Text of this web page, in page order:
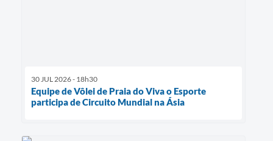
30 JUL 2026 - 18h30
Equipe de Vôlei de Praia do Viva o Esporte
participa de Circuito Mundial na Ásia